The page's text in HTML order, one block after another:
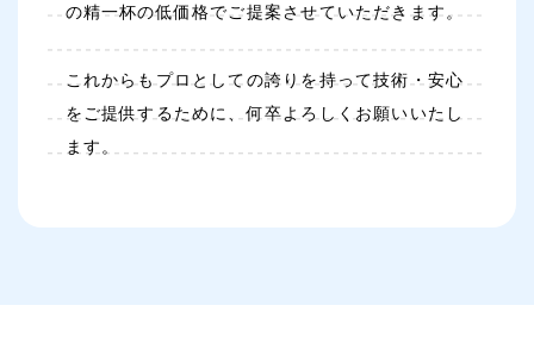
の精一杯の低価格でご提案させていただきます。
これからもプロとしての誇りを持って技術・安心
をご提供するために、何卒よろしくお願いいたし
ます。